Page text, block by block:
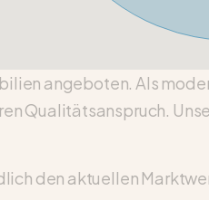
angeboten. Als
Qualitätsanspruch.
den aktuellen